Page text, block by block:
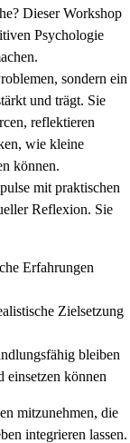
Dieser Workshop
Psychologie
sondern ein
und trägt. Sie
reflektieren
wie kleine
können.
mit praktischen
Reflexion. Sie
Erfahrungen
Zielsetzung
bleiben
einsetzen können
mitzunehmen, die
integrieren lassen.